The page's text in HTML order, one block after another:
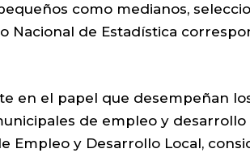
como medianos,
Nacional de Estadística
en el papel que desempeñan
de empleo y desarrollo
Empleo y Desarrollo Local,